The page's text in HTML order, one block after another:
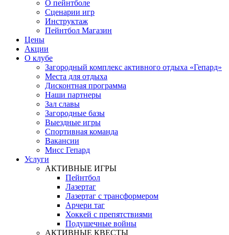
О пейнтболе
Сценарии игр
Инструктаж
Пейнтбол Магазин
Цены
Акции
О клубе
Загородный комплекс активного отдыха «Гепард»
Места для отдыха
Дисконтная программа
Наши партнеры
Зал славы
Загородные базы
Выездные игры
Спортивная команда
Вакансии
Мисс Гепард
Услуги
АКТИВНЫЕ ИГРЫ
Пейнтбол
Лазертаг
Лазертаг с трансформером
Арчери таг
Хоккей с препятствиями
Подушечные войны
АКТИВНЫЕ КВЕСТЫ